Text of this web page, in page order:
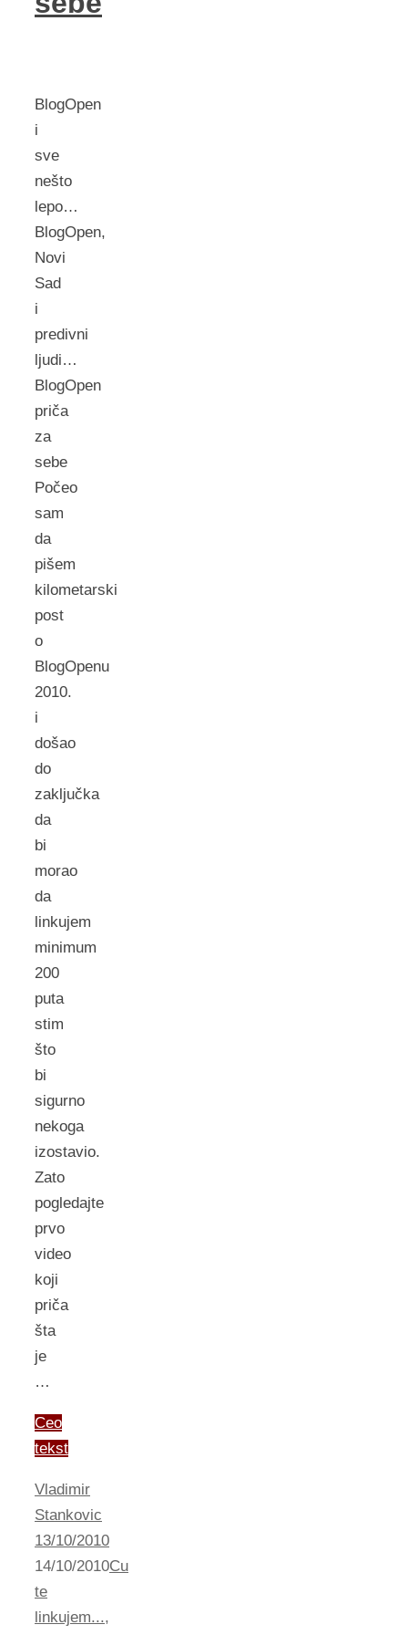
BlogOpen
i
sve
nešto
lepo…
BlogOpen,
Novi
Sad
i
predivni
ljudi…
BlogOpen
priča
za
sebe
Počeo
sam
da
pišem
kilometarski
post
o
BlogOpenu
2010.
i
došao
do
zaključka
da
bi
morao
da
linkujem
minimum
200
puta
stim
što
bi
sigurno
nekoga
izostavio.
Zato
pogledajte
prvo
video
koji
priča
šta
je
…
Ceo
tekst
Vladimir
Stankovic
13/10/2010
14/10/2010Cu
te
linkujem...,